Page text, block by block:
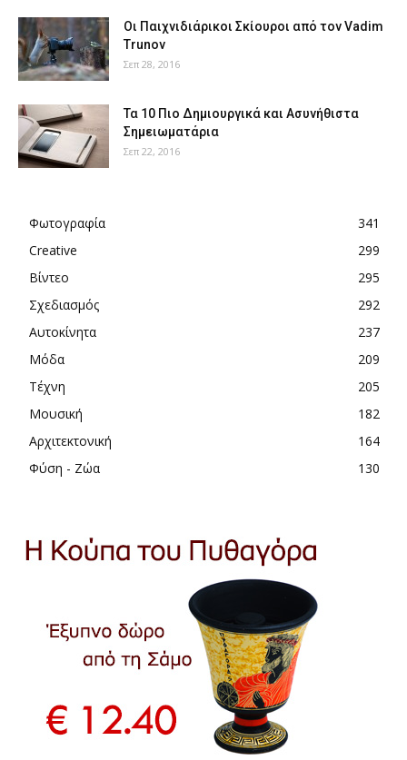
Οι Παιχνιδιάρικοι Σκίουροι από τον Vadim
Trunov
Σεπ 28, 2016
Τα 10 Πιο Δημιουργικά και Ασυνήθιστα
Σημειωματάρια
Σεπ 22, 2016
Φωτογραφία
341
Creative
299
Βίντεο
295
Σχεδιασμός
292
Αυτοκίνητα
237
Μόδα
209
Τέχνη
205
Μουσική
182
Αρχιτεκτονική
164
Φύση - Ζώα
130